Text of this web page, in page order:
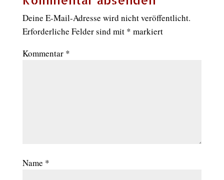
Deine E-Mail-Adresse wird nicht veröffentlicht.
Erforderliche Felder sind mit * markiert
Kommentar *
Name *